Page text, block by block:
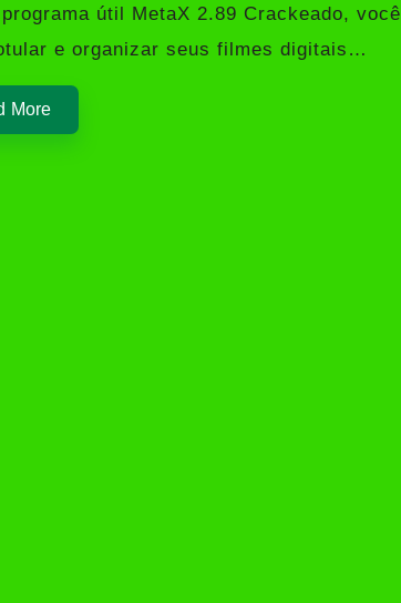
útil MetaX 2.89 Crackeado, você
e organizar seus filmes digitais…
More